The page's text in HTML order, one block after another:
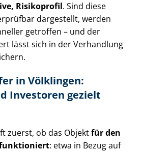
Risikoprofil. Sind diese
dargestellt, werden
getroffen – und der
lässt sich in der Verhandlung
in Völklingen:
Investoren gezielt
zuerst, ob das Objektfür den
: etwa in Bezug auf